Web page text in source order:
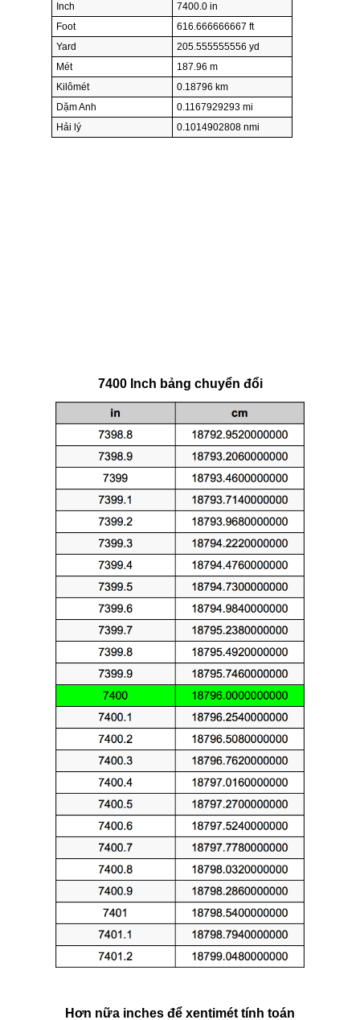
Inch
7400.0 in
Foot
616.666666667 ft
Yard
205.555555556 yd
Mét
187.96 m
Kilômét
0.18796 km
Dặm Anh
0.1167929293 mi
Hải lý
0.1014902808 nmi
7400 Inch bảng chuyển đổi
Hơn nữa inches để xentimét tính toán